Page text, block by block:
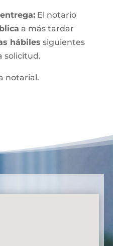
:El notario
a más tardar
hábiles siguientes
solicitud.
notarial.